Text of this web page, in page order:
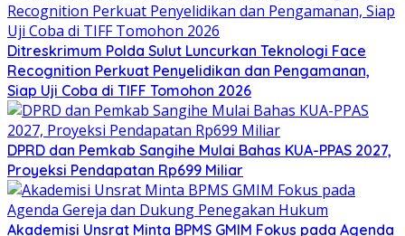
Ditreskrimum Polda Sulut Luncurkan Teknologi Face
Recognition Perkuat Penyelidikan dan Pengamanan,
Siap Uji Coba di TIFF Tomohon 2026
DPRD dan Pemkab Sangihe Mulai Bahas KUA-PPAS 2027,
Proyeksi Pendapatan Rp699 Miliar
Akademisi Unsrat Minta BPMS GMIM Fokus pada Agenda